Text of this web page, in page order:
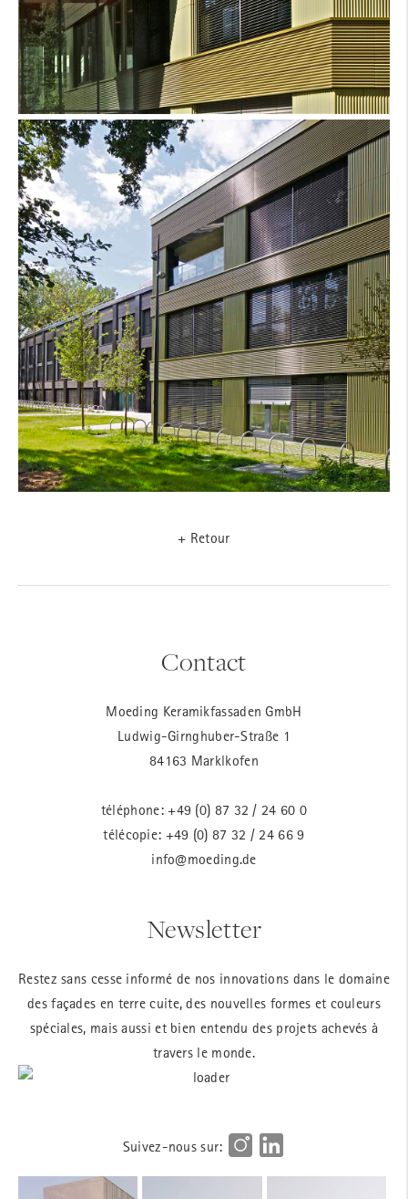
+ Retour
Contact
Moeding Keramikfassaden GmbH
Ludwig-Girnghuber-Straße 1
84163 Marklkofen
téléphone: +49 (0) 87 32 / 24 60 0
télécopie: +49 (0) 87 32 / 24 66 9
info@moeding.de
Newsletter
Restez sans cesse informé de nos innovations dans le domaine
des façades en terre cuite, des nouvelles formes et couleurs
spéciales, mais aussi et bien entendu des projets achevés à
travers le monde.
Suivez-nous sur: